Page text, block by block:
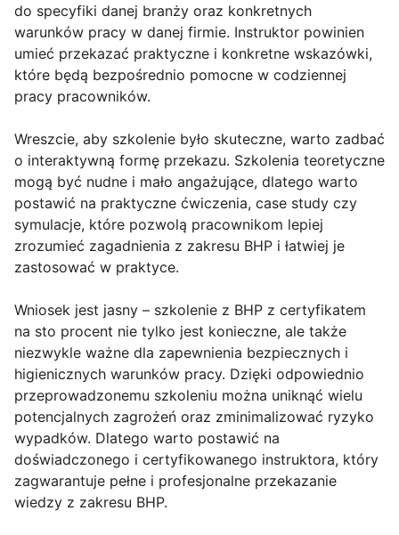
do specyfiki danej branży oraz konkretnych
warunków pracy w danej firmie. Instruktor powinien
umieć przekazać praktyczne i konkretne wskazówki,
które będą bezpośrednio pomocne w codziennej
pracy pracowników.
Wreszcie, aby szkolenie było skuteczne, warto zadbać
o interaktywną formę przekazu. Szkolenia teoretyczne
mogą być nudne i mało angażujące, dlatego warto
postawić na praktyczne ćwiczenia, case study czy
symulacje, które pozwolą pracownikom lepiej
zrozumieć zagadnienia z zakresu BHP i łatwiej je
zastosować w praktyce.
Wniosek jest jasny – szkolenie z BHP z certyfikatem
na sto procent nie tylko jest konieczne, ale także
niezwykle ważne dla zapewnienia bezpiecznych i
higienicznych warunków pracy. Dzięki odpowiednio
przeprowadzonemu szkoleniu można uniknąć wielu
potencjalnych zagrożeń oraz zminimalizować ryzyko
wypadków. Dlatego warto postawić na
doświadczonego i certyfikowanego instruktora, który
zagwarantuje pełne i profesjonalne przekazanie
wiedzy z zakresu BHP.